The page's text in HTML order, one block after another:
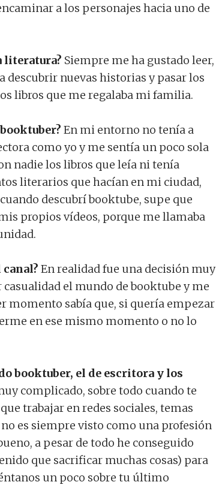
a los personajes hacia uno de
literatura? Siempre me ha gustado leer,
descubrir nuevas historias y pasar los
libros que me regalaba mi familia.
En mi entorno no tenía a
como yo y me sentía un poco sola
nadie los libros que leía ni tenía
literarios que hacían en mi ciudad,
descubrí booktube, supe que
propios vídeos, porque me llamaba
En realidad fue una decisión muy
el mundo de booktube y me
momento sabía que, si quería empezar
en ese mismo momento o no lo
booktuber, el de escritora y los
complicado, sobre todo cuando te
trabajar en redes sociales, temas
es siempre visto como una profesión
a pesar de todo he conseguido
que sacrificar muchas cosas) para
un poco sobre tu último